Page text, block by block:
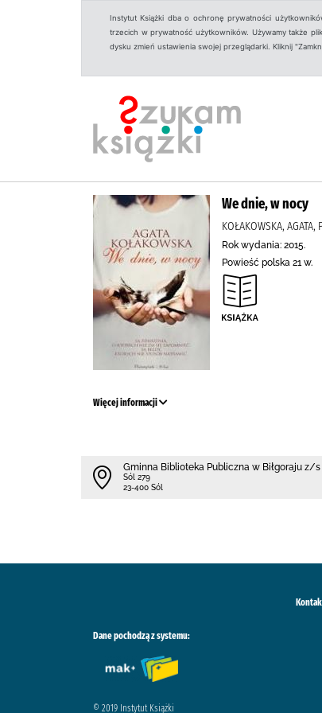
Instytut Książki dba o ochronę prywatności
trzecich w prywatność użytkowników. Używamy także
dysku zmień ustawienia swojej przeglądarki. Kliknij
We dnie, w nocy
KOŁAKOWSKA, AGATA,
Rok wydania: 2015.
Powieść polska 21 w.
Więcej informacji
Gminna Biblioteka Publiczna w Biłgoraju z/s
Sól 279
23-400 Sól
Dane pochodzą z systemu:
© 2019 Instytut Książki